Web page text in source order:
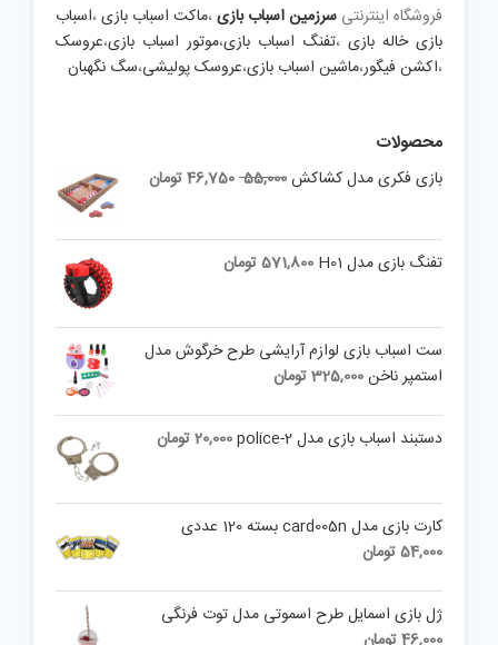
فروشگاه اینترنتی سرزمین اسباب بازی،ماکت اسباب بازی،اسباب
بازی خاله بازی ،تفنگ اسباب بازی،موتور اسباب بازی،عروسک
،اکشن فیگور،ماشین اسباب بازی،عروسک پولیشی،سگ نگهبان
محصولات
بازی فکری مدل کشاکش55,000
Original
55,000 تومان.
46,750تومان Current
تفنگ بازی مدل H01 571,800تومان
ست اسباب بازی لوازم آرایشی طرح خرگوش مدل
استمپر ناخن325,000تومان
دستبند اسباب بازی مدل police-2 20,000تومان
کارت بازی مدل card005n بسته 120 عددی
54,000تومان
ژل بازی اسمایل طرح اسموتی مدل توت فرنگی